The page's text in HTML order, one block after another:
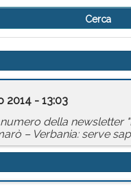
2014 - 13:03
della newsletter
– Verbania: serve